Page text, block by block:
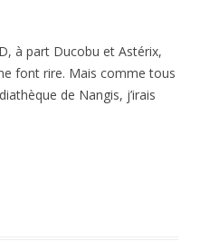
à part Ducobu et Astérix,
font rire. Mais comme tous
de Nangis, j’irais